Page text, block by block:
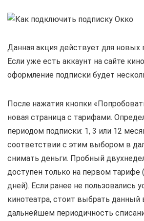
Данная акция действует для новых
Если уже есть аккаунт на сайте
оформление подписки будет
После нажатия кнопки
новая страница с тарифами.
периодом подписки: 1, 3 или 12
соответствии с этим выбором в
снимать деньги. Пробный
доступен только на первом тарифе
дней). Если ранее не пользовались
кинотеатра, стоит выбрать данный
дальнейшем периодичность